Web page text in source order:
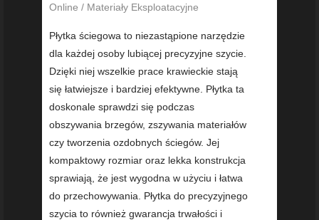
Online / Materiały Eksploatacyjne
Płytka ściegowa to niezastąpione narzędzie
dla każdej osoby lubiącej precyzyjne szycie.
Dzięki niej wszelkie prace krawieckie stają
się łatwiejsze i bardziej efektywne. Płytka ta
doskonale sprawdzi się podczas
obszywania brzegów, zszywania materiałów
czy tworzenia ozdobnych ściegów. Jej
kompaktowy rozmiar oraz lekka konstrukcja
sprawiają, że jest wygodna w użyciu i łatwa
do przechowywania. Płytka do precyzyjnego
szycia to również gwarancja trwałości i